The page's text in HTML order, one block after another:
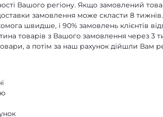
Вашого регіону. Якщо замовлений
замовлення може скласти 8
швидше, і 90% замовлень клієнтів
товарів з Вашого замовлення через 3
а потім за наш рахунок дійшли Вам